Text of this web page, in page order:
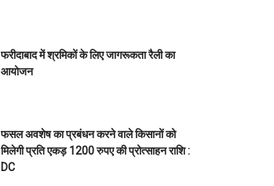
फरीदाबाद में श्रमिकों के लिए जागरूकता रैली का
आयोजन
फसल अवशेष का प्रबंधन करने वाले किसानों को
मिलेगी प्रति एकड़ 1200 रुपए की प्रोत्साहन राशि :
DC